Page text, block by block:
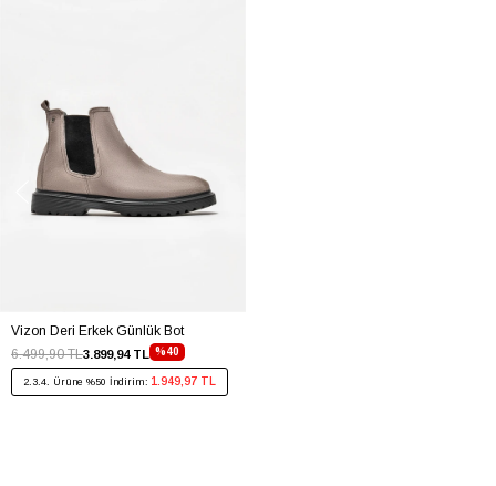
Vizon Deri Erkek Günlük Bot
%40
3.899,94 TL
6.499,90 TL
2.3.4. Ürüne %50 İndirim: 1.949,97 TL